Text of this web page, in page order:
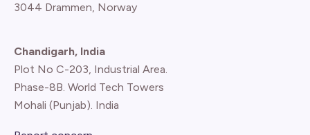
3044 Drammen, Norway
Chandigarh, India
Plot No C-203, Industrial Area.
Phase-8B. World Tech Towers
Mohali (Punjab). India